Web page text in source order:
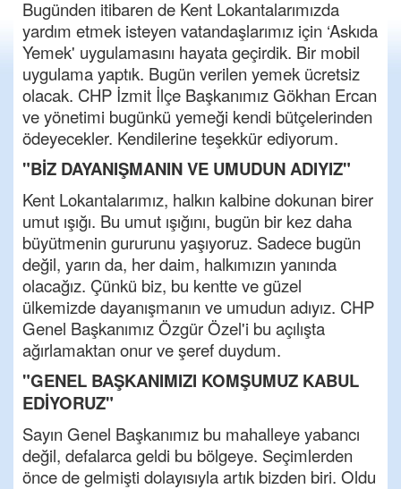
Bugünden itibaren de Kent Lokantalarımızda
yardım etmek isteyen vatandaşlarımız için ‘Askıda
Yemek' uygulamasını hayata geçirdik. Bir mobil
uygulama yaptık. Bugün verilen yemek ücretsiz
olacak. CHP İzmit İlçe Başkanımız Gökhan Ercan
ve yönetimi bugünkü yemeği kendi bütçelerinden
ödeyecekler. Kendilerine teşekkür ediyorum.
"BİZ DAYANIŞMANIN VE UMUDUN ADIYIZ"
Kent Lokantalarımız, halkın kalbine dokunan birer
umut ışığı. Bu umut ışığını, bugün bir kez daha
büyütmenin gururunu yaşıyoruz. Sadece bugün
değil, yarın da, her daim, halkımızın yanında
olacağız. Çünkü biz, bu kentte ve güzel
ülkemizde dayanışmanın ve umudun adıyız. CHP
Genel Başkanımız Özgür Özel'i bu açılışta
ağırlamaktan onur ve şeref duydum.
"GENEL BAŞKANIMIZI KOMŞUMUZ KABUL
EDİYORUZ"
Sayın Genel Başkanımız bu mahalleye yabancı
değil, defalarca geldi bu bölgeye. Seçimlerden
önce de gelmişti dolayısıyla artık bizden biri. Oldu